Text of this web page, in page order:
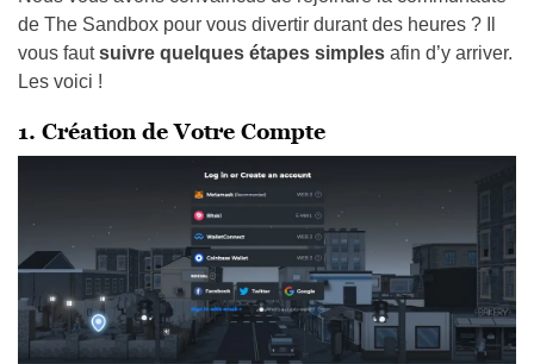
1. Création de Votre Compte
Avant d’entamer votre aventure dansThe Sandbox
commencez par créer un compte. Fournissez les
informations nécessaires, choisissez un nom d’utilisateur